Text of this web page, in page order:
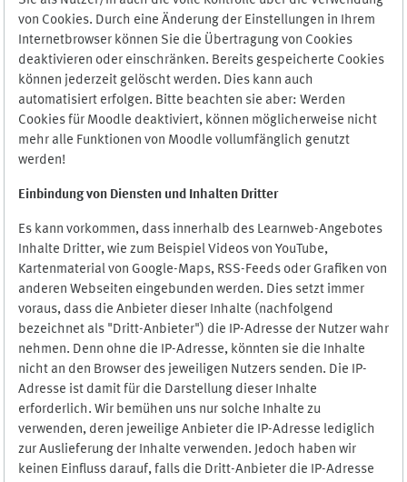
von Cookies. Durch eine Änderung der Einstellungen in Ihrem
Internetbrowser können Sie die Übertragung von Cookies
deaktivieren oder einschränken. Bereits gespeicherte Cookies
können jederzeit gelöscht werden. Dies kann auch
automatisiert erfolgen. Bitte beachten sie aber: Werden
Cookies für Moodle deaktiviert, können möglicherweise nicht
mehr alle Funktionen von Moodle vollumfänglich genutzt
werden!
Einbindung von Diensten und Inhalten Dritter
Es kann vorkommen, dass innerhalb des Learnweb-Angebotes
Inhalte Dritter, wie zum Beispiel Videos von YouTube,
Kartenmaterial von Google-Maps, RSS-Feeds oder Grafiken von
anderen Webseiten eingebunden werden. Dies setzt immer
voraus, dass die Anbieter dieser Inhalte (nachfolgend
bezeichnet als "Dritt-Anbieter") die IP-Adresse der Nutzer wahr
nehmen. Denn ohne die IP-Adresse, könnten sie die Inhalte
nicht an den Browser des jeweiligen Nutzers senden. Die IP-
Adresse ist damit für die Darstellung dieser Inhalte
erforderlich. Wir bemühen uns nur solche Inhalte zu
verwenden, deren jeweilige Anbieter die IP-Adresse lediglich
zur Auslieferung der Inhalte verwenden. Jedoch haben wir
keinen Einfluss darauf, falls die Dritt-Anbieter die IP-Adresse